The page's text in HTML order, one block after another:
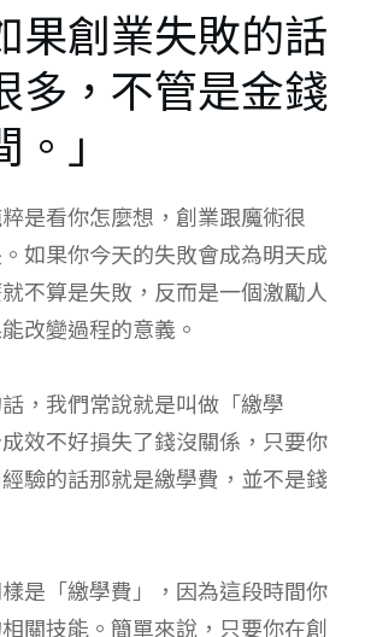
果創業失敗的話
多，不管是金錢
」
是看你怎麼想，創業跟魔術很
如果你今天的失敗會成為明天成
不算是失敗，反而是一個激勵人
改變過程的意義。
，我們常說就是叫做「繳學
效不好損失了錢沒關係，只要你
驗的話那就是繳學費，並不是錢
是「繳學費」，因為這段時間你
關技能。簡單來說，只要你在創